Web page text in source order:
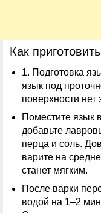
Как
1. Подготовка
язык под
поверхности нет
Поместите язык
добавьте
перца и соль.
варите на
станет мягким.
После варки
водой на 1–2